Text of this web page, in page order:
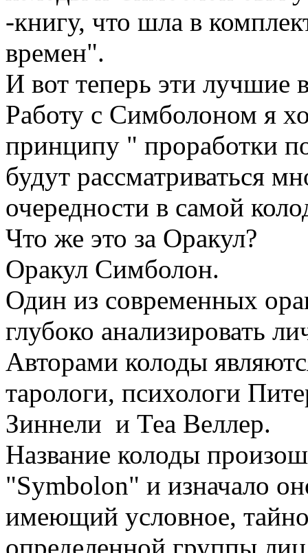
-книгу, что шла в
времен".
И вот теперь эти лучшие
Работу с Симболоном я
принципу " проработки
будут рассматриваться
очередности в самой
Что же это за Оракул?
Оракул Симболон.
Один из современных
глубоко анализировать
Авторами колоды
тарологи, психологи
Зиннели и Теа Веллер.
Название колоды
"Symbolon" и изначало
имеющий условное,
определенной группы